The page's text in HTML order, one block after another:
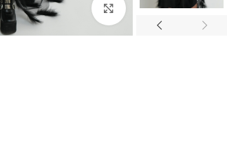
Click to enlarge